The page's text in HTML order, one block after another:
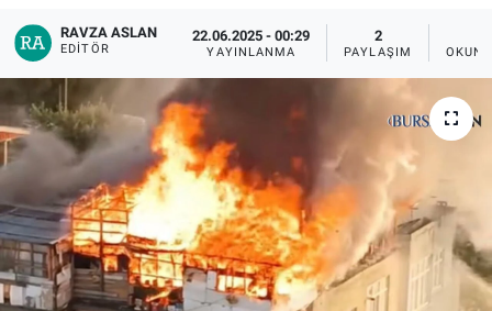
RAVZA ASLAN
EDITÖR
22.06.2025 - 00:29
YAYINLANMA
2
PAYLAŞIM
Gündem
Sağlık
Eğitim
Ekonomi
Haber Arşivi